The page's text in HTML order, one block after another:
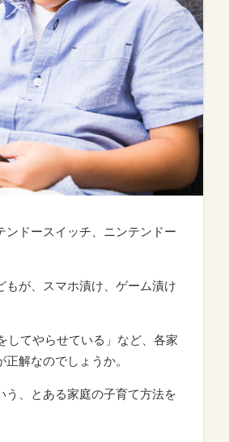
ドースイッチ、ニンテンドー
もが、スマホ漬け、ゲーム漬け
してやらせている」など、各家
解なのでしょうか。
う、とある家庭の子育て方法を